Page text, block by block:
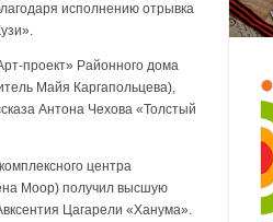
исполнению отрывка
проект» Районного дома
Майя Каргапольцева),
Антона Чехова «Толстый
центра
Моор) получил высшую
Цагарели «Ханума».